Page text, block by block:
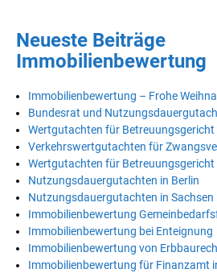
Neueste Beiträge
Immobilienbewertung
Immobilienbewertung – Frohe
Bundesrat und
Wertgutachten für Betreuungsgericht
Verkehrswertgutachten für
Wertgutachten für Betreuungsgericht
Nutzungsdauergutachten in Berlin
Nutzungsdauergutachten in Sachsen
Immobilienbewertung
Immobilienbewertung bei Enteignung
Immobilienbewertung von
Immobilienbewertung für Finanzamt